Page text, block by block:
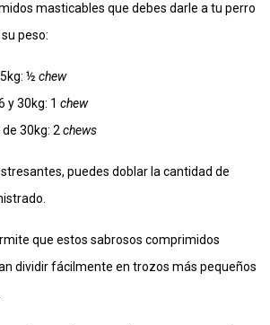
masticables que debes darle a tu perro
peso:​
½ chew
y 30kg: 1 chew
30kg: 2 chews
puedes doblar la cantidad de
que estos sabrosos comprimidos
dividir fácilmente en trozos más pequeños